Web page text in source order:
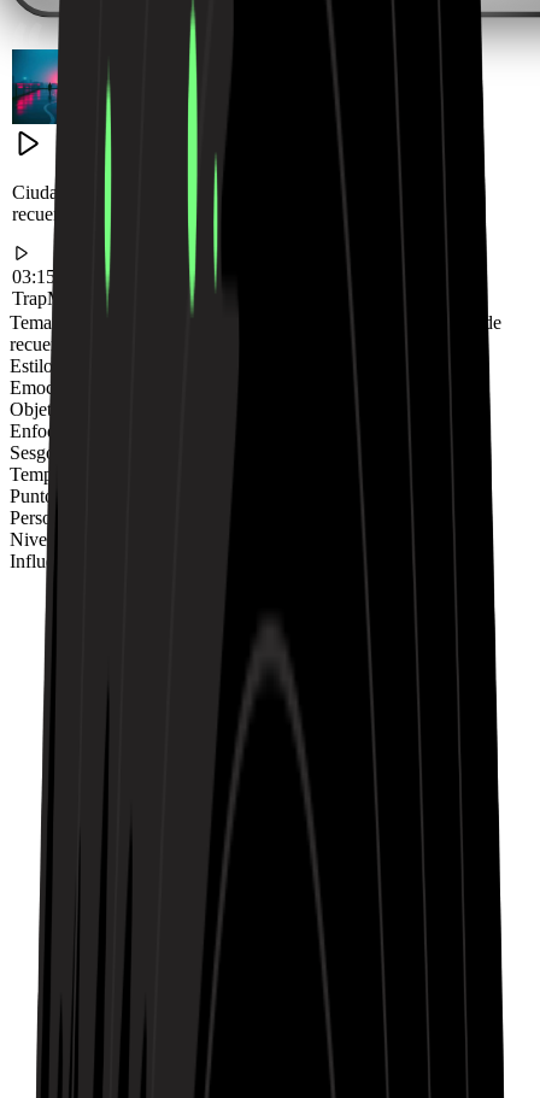
Ciudad de neón nocturna, un viaje introspectivo a través de
recuerdos, dudas y sanación.
03:15
TrapMelancólico
Tema Ciudad de neón nocturna, un viaje introspectivo a través de
recuerdos, dudas y sanación.
Estilo de Rap
Emoción
Objetivos de Rima
Enfoque de Rima
Sesgo de Estructura
Tempo
Punto de Vista
Persona
Nivel de Profanidad
Influenciado por Artistas
Neon reflections paint the night
Shadows walk beside me, outta sight
Thoughts drift where city lights ignite
Topic lingers softly—echoes take flight
Walking empty streets under faded light
Topic in my head, can’t let go tonight
Still searching for answers, chasing insight
Wounds heal slowly in the glow so slight